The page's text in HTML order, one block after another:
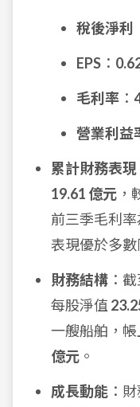
稅後淨利
EPS ：
毛利率 ：
營業利益
累計財務表現
19.61 億元 ，
前三季毛利率
表現優於多數
財務結構 ：
每股淨值
一艘船舶，
億元 。
成長動能 ：